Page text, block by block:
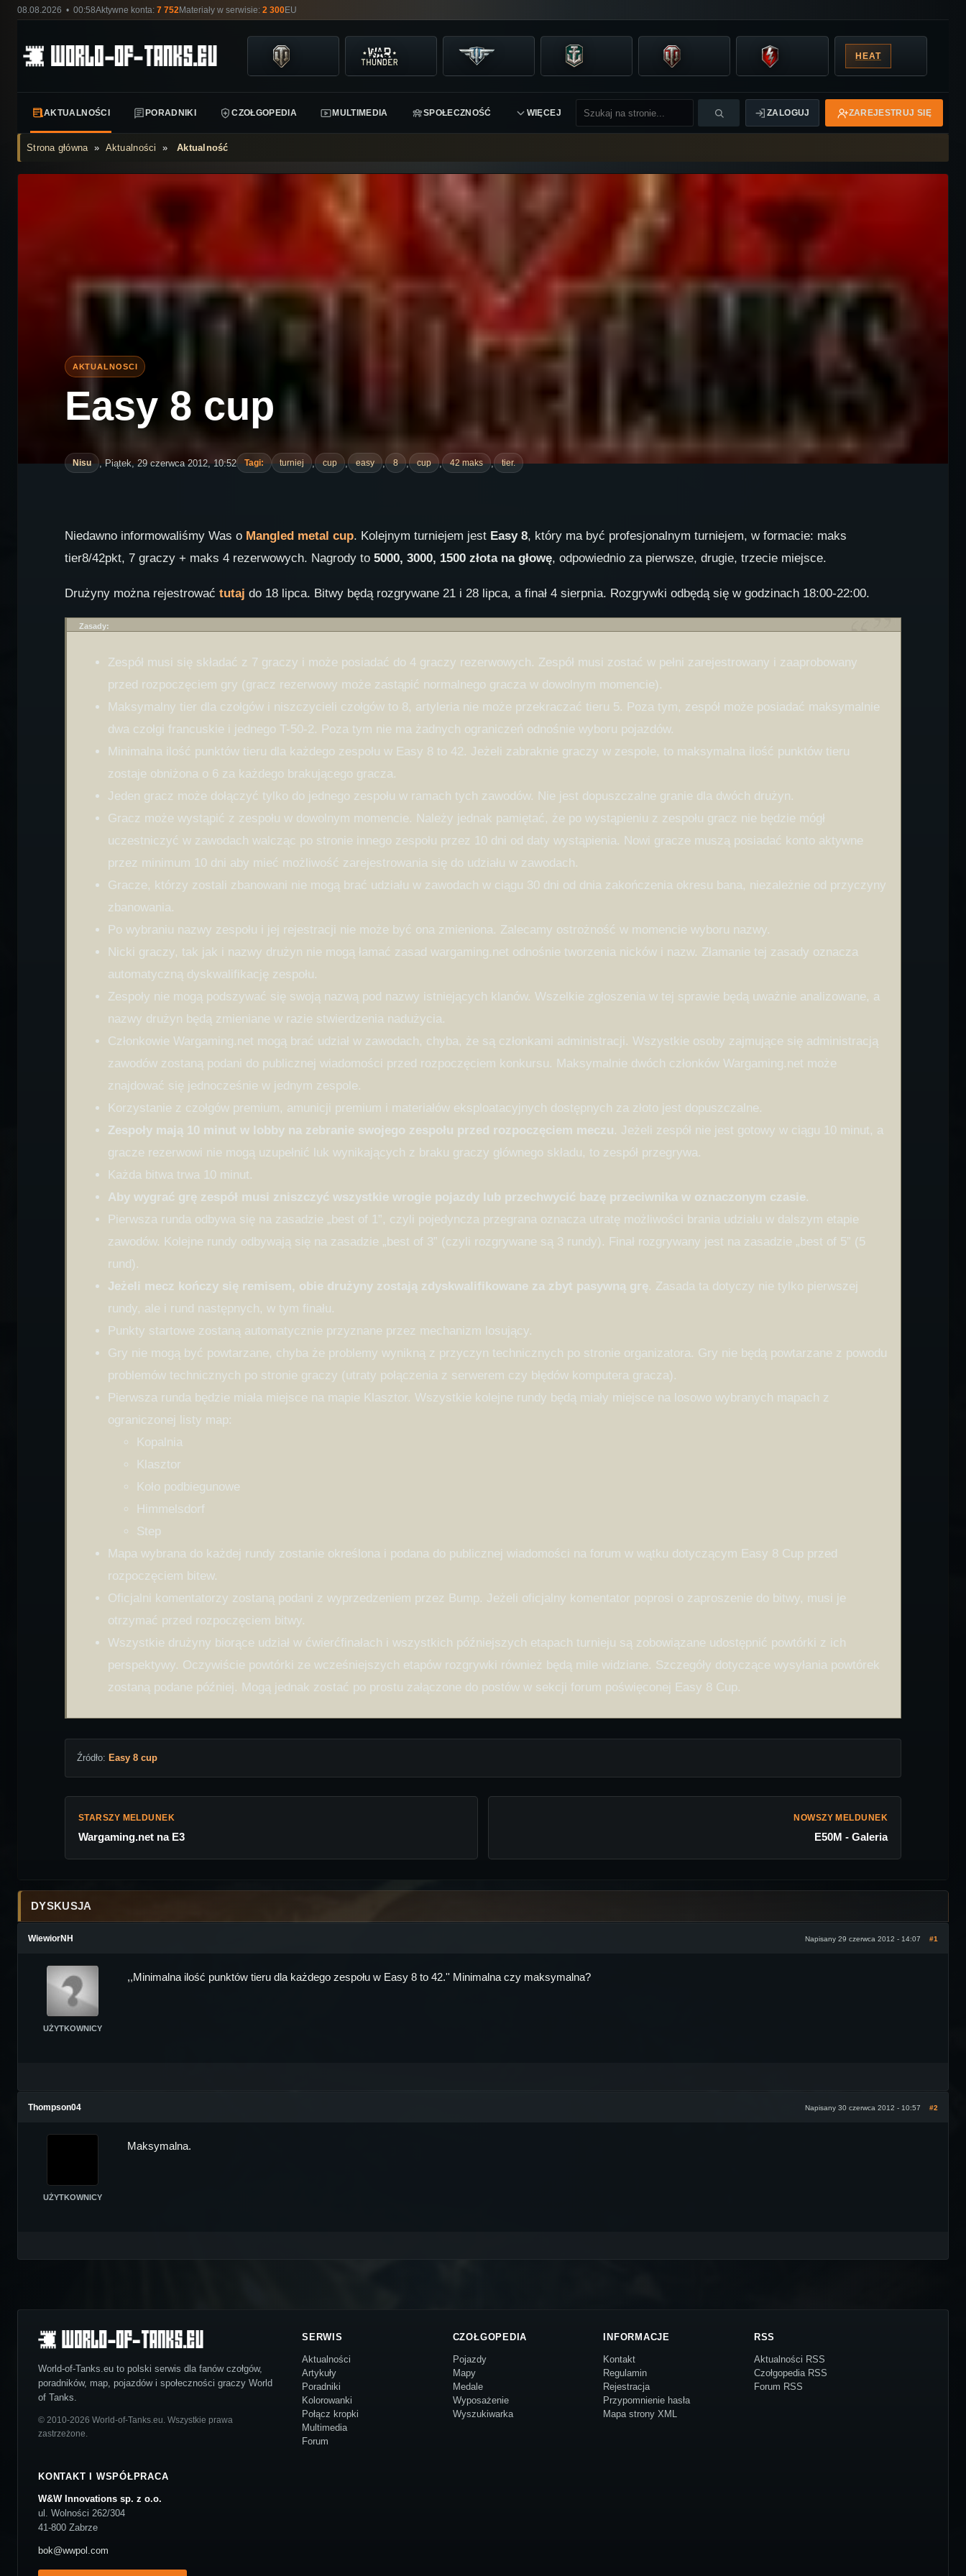
08.08.2026 • 00:58Aktywne konta: 7 752Materiały w serwisie: 2 300EU
HEAT
AKTUALNOŚCI PORADNIKI CZOŁGOPEDIA MULTIMEDIA SPOŁECZNOŚĆ WIĘCEJ ZALOGUJ ZAREJESTRUJ SIĘ
Strona główna» Aktualności »Aktualność
Easy 8 cup
Nisu , Piątek, 29 czerwca 2012, 10:52 Tagi: turniej , cup , easy , 8 , cup , 42 maks , tier.
Niedawno informowaliśmy Was o Mangled metal cup. Kolejnym turniejem jest Easy 8, który ma być profesjonalnym turniejem, w formacie: maks
tier8/42pkt, 7 graczy + maks 4 rezerwowych. Nagrody to 5000, 3000, 1500 złota na głowę, odpowiednio za pierwsze, drugie, trzecie miejsce.
Drużyny można rejestrować tutaj do 18 lipca. Bitwy będą rozgrywane 21 i 28 lipca, a finał 4 sierpnia. Rozgrywki odbędą się w godzinach 18:00-22:00.
Zasady:
Zespół musi się składać z 7 graczy i może posiadać do 4 graczy rezerwowych. Zespół musi zostać w pełni zarejestrowany i zaaprobowany
przed rozpoczęciem gry (gracz rezerwowy może zastąpić normalnego gracza w dowolnym momencie).
Maksymalny tier dla czołgów i niszczycieli czołgów to 8, artyleria nie może przekraczać tieru 5. Poza tym, zespół może posiadać maksymalnie
dwa czołgi francuskie i jednego T-50-2. Poza tym nie ma żadnych ograniczeń odnośnie wyboru pojazdów.
Minimalna ilość punktów tieru dla każdego zespołu w Easy 8 to 42. Jeżeli zabraknie graczy w zespole, to maksymalna ilość punktów tieru
zostaje obniżona o 6 za każdego brakującego gracza.
Jeden gracz może dołączyć tylko do jednego zespołu w ramach tych zawodów. Nie jest dopuszczalne granie dla dwóch drużyn.
Gracz może wystąpić z zespołu w dowolnym momencie. Należy jednak pamiętać, że po wystąpieniu z zespołu gracz nie będzie mógł
uczestniczyć w zawodach walcząc po stronie innego zespołu przez 10 dni od daty wystąpienia. Nowi gracze muszą posiadać konto aktywne
przez minimum 10 dni aby mieć możliwość zarejestrowania się do udziału w zawodach.
Gracze, którzy zostali zbanowani nie mogą brać udziału w zawodach w ciągu 30 dni od dnia zakończenia okresu bana, niezależnie od przyczyny
zbanowania.
Po wybraniu nazwy zespołu i jej rejestracji nie może być ona zmieniona. Zalecamy ostrożność w momencie wyboru nazwy.
Nicki graczy, tak jak i nazwy drużyn nie mogą łamać zasad wargaming.net odnośnie tworzenia nicków i nazw. Złamanie tej zasady oznacza
automatyczną dyskwalifikację zespołu.
Zespoły nie mogą podszywać się swoją nazwą pod nazwy istniejących klanów. Wszelkie zgłoszenia w tej sprawie będą uważnie analizowane, a
nazwy drużyn będą zmieniane w razie stwierdzenia nadużycia.
Członkowie Wargaming.net mogą brać udział w zawodach, chyba, że są członkami administracji. Wszystkie osoby zajmujące się administracją
zawodów zostaną podani do publicznej wiadomości przed rozpoczęciem konkursu. Maksymalnie dwóch członków Wargaming.net może
znajdować się jednocześnie w jednym zespole.
Korzystanie z czołgów premium, amunicji premium i materiałów eksploatacyjnych dostępnych za złoto jest dopuszczalne.
Zespoły mają 10 minut w lobby na zebranie swojego zespołu przed rozpoczęciem meczu. Jeżeli zespół nie jest gotowy w ciągu 10 minut, a
gracze rezerwowi nie mogą uzupełnić luk wynikających z braku graczy głównego składu, to zespół przegrywa.
Każda bitwa trwa 10 minut.
Aby wygrać grę zespół musi zniszczyć wszystkie wrogie pojazdy lub przechwycić bazę przeciwnika w oznaczonym czasie.
Pierwsza runda odbywa się na zasadzie „best of 1”, czyli pojedyncza przegrana oznacza utratę możliwości brania udziału w dalszym etapie
zawodów. Kolejne rundy odbywają się na zasadzie „best of 3” (czyli rozgrywane są 3 rundy). Finał rozgrywany jest na zasadzie „best of 5” (5
rund).
Jeżeli mecz kończy się remisem, obie drużyny zostają zdyskwalifikowane za zbyt pasywną grę. Zasada ta dotyczy nie tylko pierwszej
rundy, ale i rund następnych, w tym finału.
Punkty startowe zostaną automatycznie przyznane przez mechanizm losujący.
Gry nie mogą być powtarzane, chyba że problemy wynikną z przyczyn technicznych po stronie organizatora. Gry nie będą powtarzane z powodu
problemów technicznych po stronie graczy (utraty połączenia z serwerem czy błędów komputera gracza).
Pierwsza runda będzie miała miejsce na mapie Klasztor. Wszystkie kolejne rundy będą miały miejsce na losowo wybranych mapach z
ograniczonej listy map:
Kopalnia
Klasztor
Koło podbiegunowe
Himmelsdorf
Step
Mapa wybrana do każdej rundy zostanie określona i podana do publicznej wiadomości na forum w wątku dotyczącym Easy 8 Cup przed
rozpoczęciem bitew.
Oficjalni komentatorzy zostaną podani z wyprzedzeniem przez Bump. Jeżeli oficjalny komentator poprosi o zaproszenie do bitwy, musi je
otrzymać przed rozpoczęciem bitwy.
Wszystkie drużyny biorące udział w ćwierćfinałach i wszystkich późniejszych etapach turnieju są zobowiązane udostępnić powtórki z ich
perspektywy. Oczywiście powtórki ze wcześniejszych etapów rozgrywki również będą mile widziane. Szczegóły dotyczące wysyłania powtórek
zostaną podane później. Mogą jednak zostać po prostu załączone do postów w sekcji forum poświęconej Easy 8 Cup.
Źródło: Easy 8 cup
STARSZY MELDUNEK
Wargaming.net na E3
NOWSZY MELDUNEK
E50M - Galeria
DYSKUSJA
WiewiorNH Napisany 29 czerwca 2012 - 14:07 #1
UŻYTKOWNICY
,,Minimalna ilość punktów tieru dla każdego zespołu w Easy 8 to 42.'' Minimalna czy maksymalna?
Thompson04 Napisany 30 czerwca 2012 - 10:57 #2
UŻYTKOWNICY
Maksymalna.
World-of-Tanks.eu to polski serwis dla fanów czołgów,
poradników, map, pojazdów i społeczności graczy World
of Tanks.
© 2010-2026 World-of-Tanks.eu. Wszystkie prawa
zastrzeżone.
SERWIS
Aktualności
Artykuły
Poradniki
Kolorowanki
Połącz kropki
Multimedia
Forum
CZOŁGOPEDIA
Pojazdy
Mapy
Medale
Wyposażenie
Wyszukiwarka
INFORMACJE
Kontakt
Regulamin
Rejestracja
Przypomnienie hasła
Mapa strony XML
RSS
Aktualności RSS
Czołgopedia RSS
Forum RSS
KONTAKT I WSPÓŁPRACA
W&W Innovations sp. z o.o.
ul. Wolności 262/304
41-800 Zabrze
bok@wwpol.com